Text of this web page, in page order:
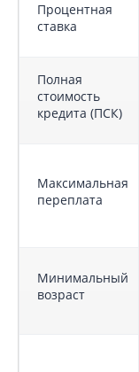
Процентная
ставка
Полная
стоимость
кредита (ПСК)
Максимальная
переплата
Минимальный
возраст